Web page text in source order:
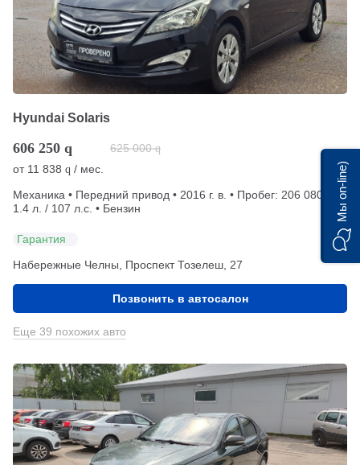
Hyundai Solaris
606 250 q 625 000 q
от 11 838 q / мес.
Механика • Передний привод • 2016 г. в. • Пробег: 206 080 км •
1.4 л. / 107 л.с. • Бензин
Гарантия
Набережные Челны, Проспект Тозелеш, 27
Позвонить в автосалон
Еще 39 похожих авто
Мы on-line)